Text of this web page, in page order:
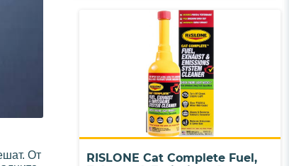
От
RISLONE Cat Complete Fuel,